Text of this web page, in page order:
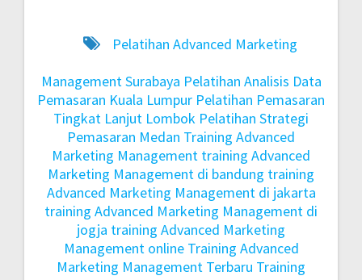
Pelatihan Advanced Marketing
Management Surabaya Pelatihan Analisis Data
Pemasaran Kuala Lumpur Pelatihan Pemasaran
Tingkat Lanjut Lombok Pelatihan Strategi
Pemasaran Medan Training Advanced
Marketing Management training Advanced
Marketing Management di bandung training
Advanced Marketing Management di jakarta
training Advanced Marketing Management di
jogja training Advanced Marketing
Management online Training Advanced
Marketing Management Terbaru Training